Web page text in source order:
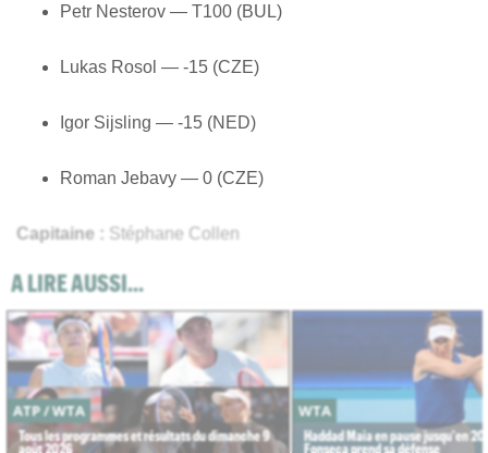
Petr Nesterov — T100 (BUL)
Lukas Rosol — -15 (CZE)
Igor Sijsling — -15 (NED)
Roman Jebavy — 0 (CZE)
Capitaine : Stéphane Collen
A LIRE AUSSI...
ATP / WTA
Tous les programmes et résultats du dimanche 9
août 2026
WTA
Haddad Maia en pause jusqu'en
Fonseca prend sa défense